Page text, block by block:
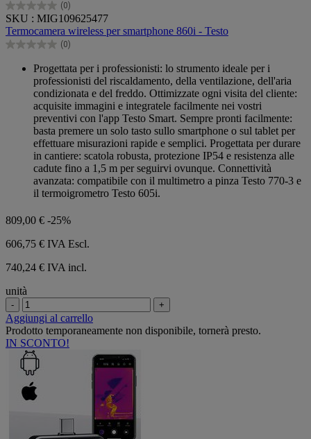
(0)
0.0
su
5
stelle.
SKU : MIG109625477
Termocamera wireless per smartphone 860i - Testo
(0)
0.0
Progettata per i professionisti: lo strumento ideale per i
professionisti del riscaldamento, della ventilazione, dell'aria
condizionata e del freddo. Ottimizzate ogni visita del cliente:
acquisite immagini e integratele facilmente nei vostri
preventivi con l'app Testo Smart. Sempre pronti facilmente:
basta premere un solo tasto sullo smartphone o sul tablet per
effettuare misurazioni rapide e semplici. Progettata per durare
in cantiere: scatola robusta, protezione IP54 e resistenza alle
cadute fino a 1,5 m per seguirvi ovunque. Connettività
avanzata: compatibile con il multimetro a pinza Testo 770-3 e
il termoigrometro Testo 605i.
809,00 € -25%
606,75 € IVA Escl.
740,24 € IVA incl.
unità
- +
Aggiungi al carrello
Prodotto temporaneamente non disponibile, tornerà presto.
IN SCONTO!